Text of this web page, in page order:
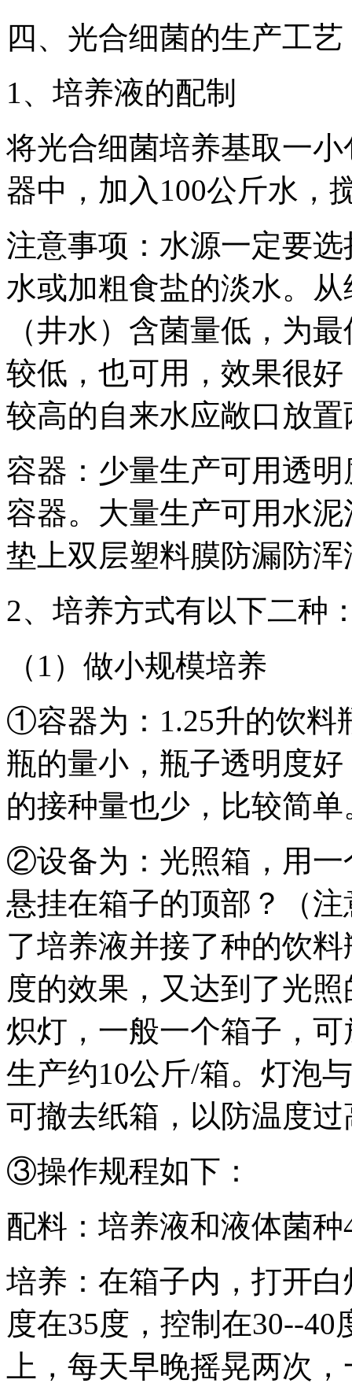
四、光合细菌的生产工艺
1、培养液的配制
将光合细菌培养基取一
器中，加入100公斤水，
注意事项：水源一定要
水或加粗食盐的淡水。
（井水）含菌量低，为
较低，也可用，效果很
较高的自来水应敞口放
容器：少量生产可用透
容器。大量生产可用水
垫上双层塑料膜防漏防
2、培养方式有以下二种
（1）做小规模培养
①容器为：1.25升的饮料
瓶的量小，瓶子透明度
的接种量也少，比较简单
②设备为：光照箱，用一
悬挂在箱子的顶部？（
了培养液并接了种的饮
度的效果，又达到了光
炽灯，一般一个箱子，
生产约10公斤/箱。灯泡
可撤去纸箱，以防温度
③操作规程如下：
配料：培养液和液体菌种
培养：在箱子内，打开
度在35度，控制在30--
上，每天早晚摇晃两次